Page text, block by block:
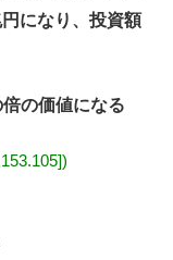
になり、投資額
の価値になる